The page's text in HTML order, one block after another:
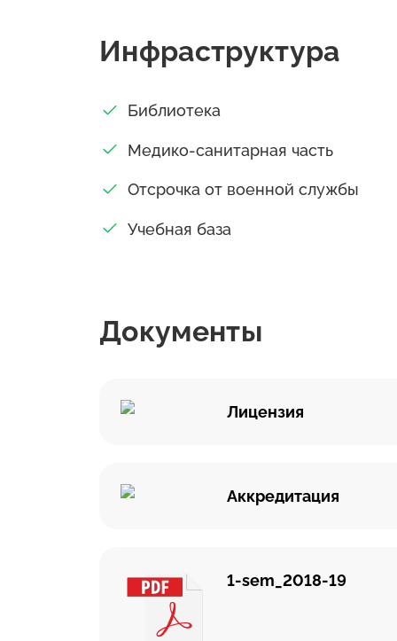
направленность исследования;
различные экономические условия
библиотекой института.
литературы и справочно-поискового
знаний, оказывает
справочной литературой и
выше, имеющими выход в Интернет
мультимедийным оборудованием и
Инфраструктура
Библиотека
Медико-санитарная часть
Отсрочка от военной службы
Учебная база
Документы
Лицензия
Аккредитация
1-sem_2018-19